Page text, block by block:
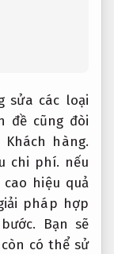
sửa các loại
đề cũng đòi
Khách hàng.
chi phí. nếu
cao hiệu quả
pháp hợp
Bạn sẽ
có thể sử